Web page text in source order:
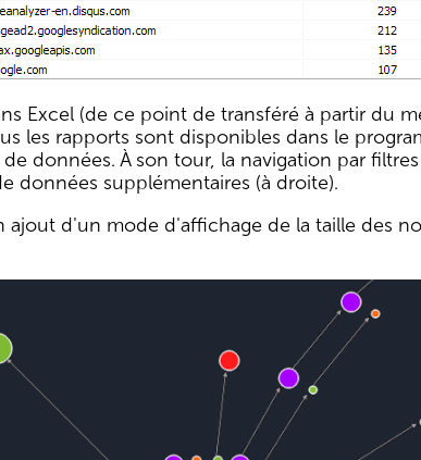
Excel (de ce point de transféré à partir du
les rapports sont disponibles dans le
données. À son tour, la navigation par
données supplémentaires (à droite).
ajout d'un mode d'affichage de la taille des